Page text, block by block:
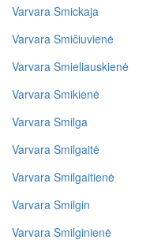
Varvara Smickaja
Varvara Smičiuvienė
Varvara Smieliauskienė
Varvara Smikienė
Varvara Smilga
Varvara Smilgaitė
Varvara Smilgaitienė
Varvara Smilgin
Varvara Smilginienė